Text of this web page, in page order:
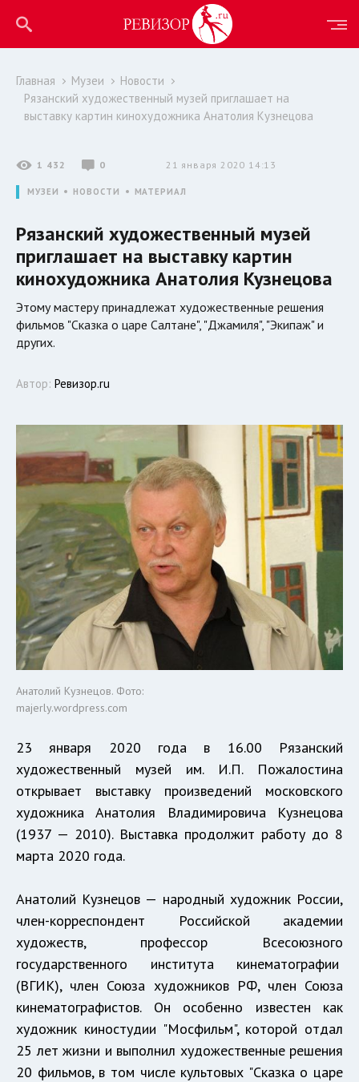
Главная Музеи
Новости
Рязанский художественный музей приглашает на
выставку картин кинохудожника Анатолия Кузнецова
1 432 0 21 января 2020 14:13
МУЗЕИ НОВОСТИ МАТЕРИАЛ
Рязанский художественный музей
приглашает на выставку картин
кинохудожника Анатолия Кузнецова
Этому мастеру принадлежат художественные решения
фильмов "Сказка о царе Салтане", "Джамиля", "Экипаж" и
других.
Автор: Ревизор.ru
Анатолий Кузнецов. Фото:
majerly.wordpress.com
23 января 2020 года в 16.00 Рязанский
художественный музей им. И.П. Пожалостина
открывает выставку произведений московского
художника Анатолия Владимировича Кузнецова
(1937 — 2010). Выставка продолжит работу до 8
марта 2020 года.
Анатолий Кузнецов — народный художник России,
член-корреспондент Российской академии
художеств, профессор Всесоюзного
государственного института кинематографии
(ВГИК), член Союза художников РФ, член Союза
кинематографистов. Он особенно известен как
художник киностудии "Мосфильм", которой отдал
25 лет жизни и выполнил художественные решения
20 фильмов, в том числе культовых "Сказка о царе